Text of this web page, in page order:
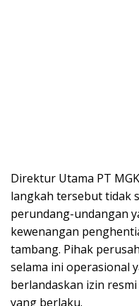
Direktur Utama PT
langkah tersebut tidak
perundang-undangan
kewenangan
tambang. Pihak
selama ini operasional
berlandaskan izin
yang berlaku.